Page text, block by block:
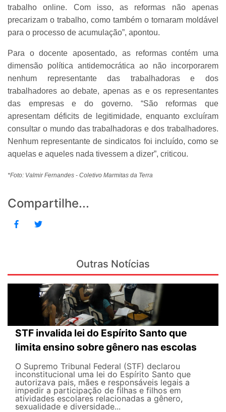
trabalho online. Com isso, as reformas não apenas
precarizam o trabalho, como também o tornaram moldável
para o processo de acumulação”, apontou.
Para o docente aposentado, as reformas contém uma
dimensão política antidemocrática ao não incorporarem
nenhum representante das trabalhadoras e dos
trabalhadores ao debate, apenas as e os representantes
das empresas e do governo. “São reformas que
apresentam déficits de legitimidade, enquanto excluíram
consultar o mundo das trabalhadoras e dos trabalhadores.
Nenhum representante de sindicatos foi incluído, como se
aquelas e aqueles nada tivessem a dizer”, criticou.
*Foto: Valmir Fernandes - Coletivo Marmitas da Terra
Compartilhe...
Outras Notícias
STF invalida lei do Espírito Santo que
limita ensino sobre gênero nas escolas
O Supremo Tribunal Federal (STF) declarou
inconstitucional uma lei do Espírito Santo que
autorizava pais, mães e responsáveis legais ​​a
impedir a participação de filhas e filhos em
atividades escolares relacionadas a gênero,
sexualidade e diversidade...